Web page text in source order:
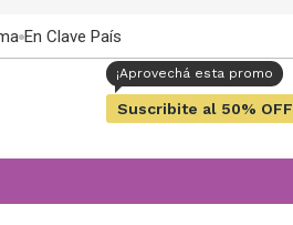
En Clave País
Suscribite al 50% OFF